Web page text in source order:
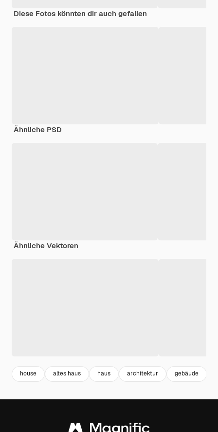
Diese Fotos könnten dir auch gefallen
Ähnliche PSD
Ähnliche Vektoren
house altes haus haus architektur gebäude